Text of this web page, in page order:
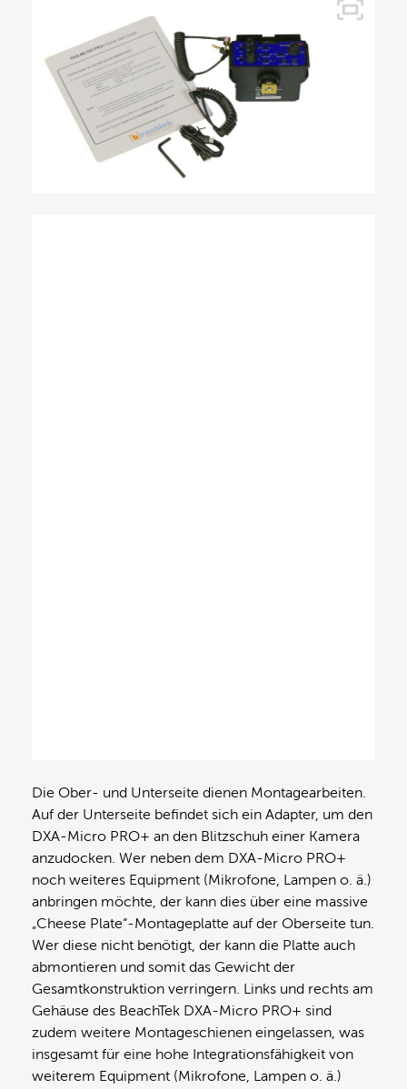
Die Ober- und Unterseite dienen Montagearbeiten.
Auf der Unterseite befindet sich ein Adapter, um den
DXA-Micro PRO+ an den Blitzschuh einer Kamera
anzudocken. Wer neben dem DXA-Micro PRO+
noch weiteres Equipment (Mikrofone, Lampen o. ä.)
anbringen möchte, der kann dies über eine massive
„Cheese Plate“-Montageplatte auf der Oberseite tun.
Wer diese nicht benötigt, der kann die Platte auch
abmontieren und somit das Gewicht der
Gesamtkonstruktion verringern. Links und rechts am
Gehäuse des BeachTek DXA-Micro PRO+ sind
zudem weitere Montageschienen eingelassen, was
insgesamt für eine hohe Integrationsfähigkeit von
weiterem Equipment (Mikrofone, Lampen o. ä.)